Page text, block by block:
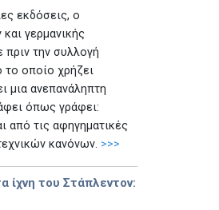
εκδόσεις, ο
γερμανικής
την συλλογή
το οποίο χρήζει
μια ανεπανάληπτη
όπως γράφει:
από τις αφηγηματικές
κανόνων. >>>
ίχνη του Στάπλεντον: